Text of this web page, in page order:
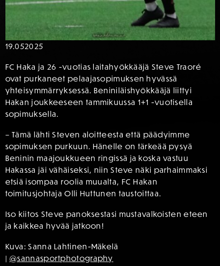
19.052025
FC Haka ja 26 -vuotias laitahyökkääjä Steve Traoré
ovat purkaneet pelaajasopimuksen hyvässä
yhteisymmärryksessä. Beniniläishyökkääjä liittyi
Hakan joukkeeseen tammikuussa 1+1 -vuotisella
sopimuksella.
– Tämä lähti Steven aloitteesta että päädyimme
sopimuksen purkuun. Hänelle on tärkeää pysyä
Beninin maajoukkueen ringissä ja koska vastuu
Hakassa jäi vähäiseksi, niin Steve näki parhaimmaksi
etsiä isompaa roolia muualta, FC Hakan
toimitusjohtaja Olli Huttunen taustoittaa.
Iso kiitos Steve panoksestasi mustavalkoisten eteen
ja kaikkea hyvää jatkoon!
Kuva: Sanna Lahtinen-Mäkelä
|@sannasportphotography